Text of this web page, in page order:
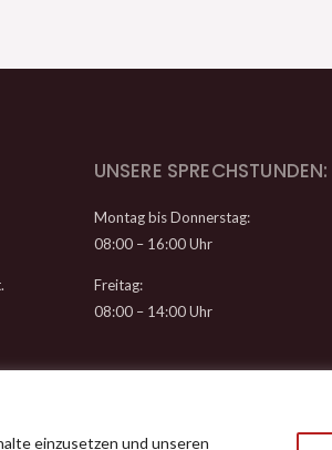
einzusetzen und unseren
UNSERE SPRECHSTUNDEN:
Montag bis Donnerstag:
08:00 – 16:00 Uhr
Freitag:
08:00 – 14:00 Uhr